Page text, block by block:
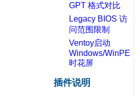
GPT 格式对比
Legacy BIOS 访
问范围限制
Ventoy启动
Windows/WinPE
时花屏
插件说明